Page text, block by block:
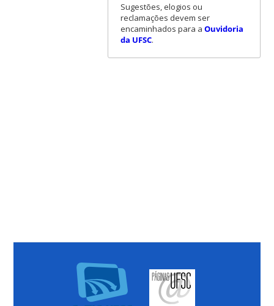
Sugestões, elogios ou
reclamações devem ser
encaminhados para a Ouvidoria
da UFSC.